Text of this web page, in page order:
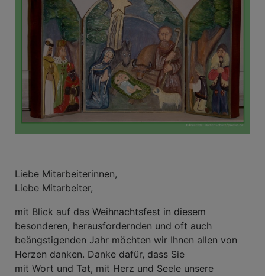
Liebe Mitarbeiterinnen,
Liebe Mitarbeiter,
mit Blick auf das Weihnachtsfest in diesem
besonderen, herausfordernden und oft auch
beängstigenden Jahr möchten wir Ihnen allen von
Herzen danken. Danke dafür, dass Sie
mit Wort und Tat, mit Herz und Seele unsere